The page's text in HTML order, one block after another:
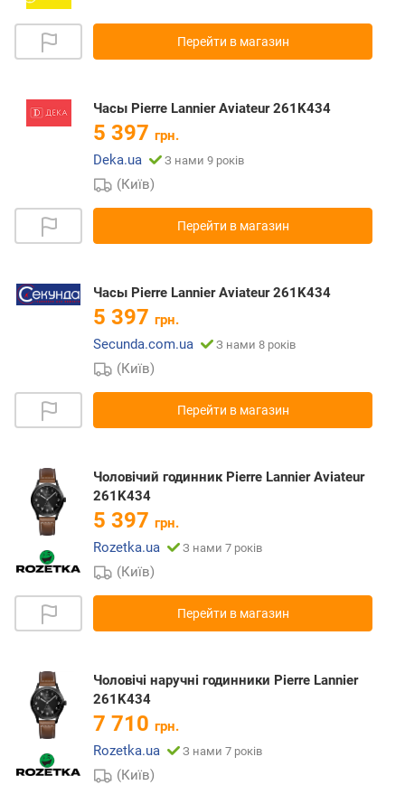
Перейти в магазин
Часы Pierre Lannier Aviateur 261K434
5 397 грн.
Deka.ua
З нами 9 років
(Київ)
Перейти в магазин
Часы Pierre Lannier Aviateur 261K434
5 397 грн.
Secunda.com.ua
З нами 8 років
(Київ)
Перейти в магазин
Чоловічий годинник Pierre Lannier Aviateur
261K434
5 397 грн.
Rozetka.ua
З нами 7 років
(Київ)
Перейти в магазин
Чоловічі наручні годинники Pierre Lannier
261K434
7 710 грн.
Rozetka.ua
З нами 7 років
(Київ)